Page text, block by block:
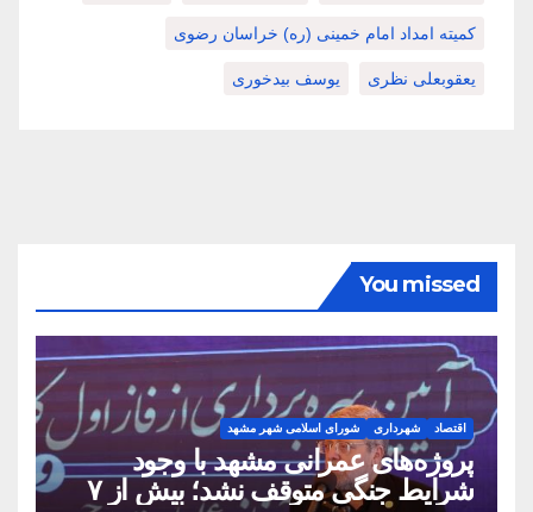
کمیته امداد امام خمینی (ره) خراسان رضوی
یعقوبعلی نظری یوسف بیدخوری
You missed
اقتصاد شهرداری شورای اسلامی شهر مشهد
پروژه‌های عمرانی مشهد با وجود
شرایط جنگی متوقف نشد؛ بیش از ۷